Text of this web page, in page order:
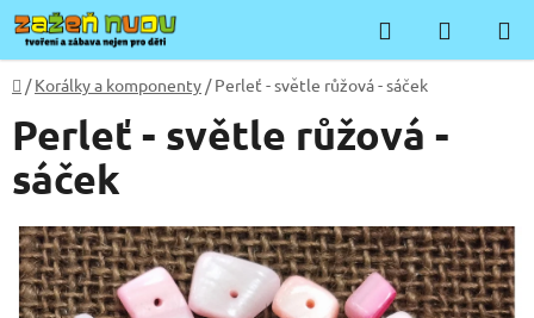
Přejít
na
obsah
Hledat
KOŠÍK
Domů
/ Korálky a komponenty / Perleť - světle růžová - sáček
Perleť - světle růžová -
sáček